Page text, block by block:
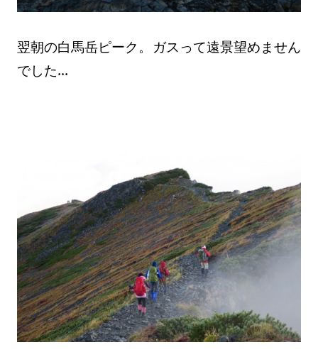
翌朝の白馬岳ピーク。ガスって遠景望めません
でした…